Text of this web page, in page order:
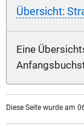
Übersicht:
Eine
Diese Seite wurde am